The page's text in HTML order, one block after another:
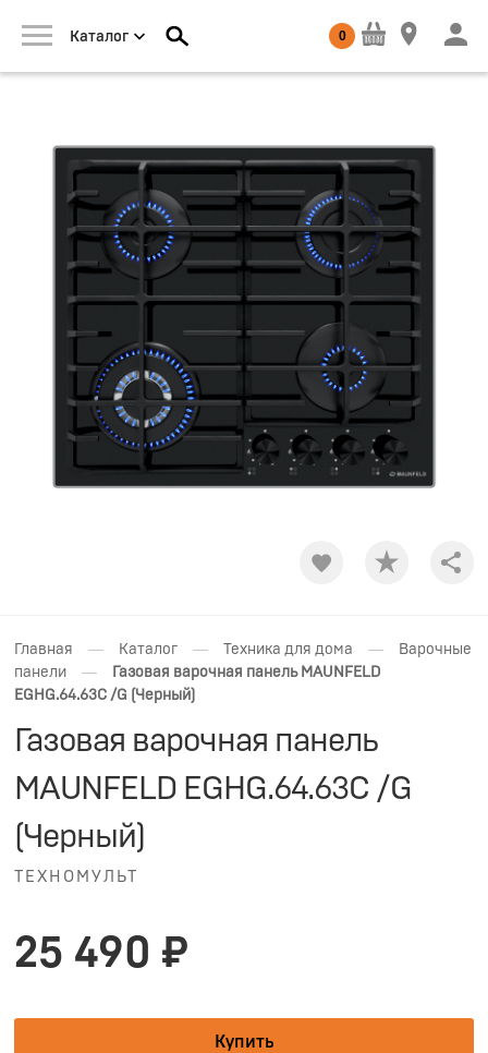
Каталог 0
Главная — Каталог — Техника для дома —
Варочные
панели
—
Газовая варочная панель MAUNFELD
EGHG.64.63C /G (Черный)
Газовая варочная панель
MAUNFELD EGHG.64.63C /G
(Черный)
ТЕХНОМУЛЬТ
25 490 ₽
Купить